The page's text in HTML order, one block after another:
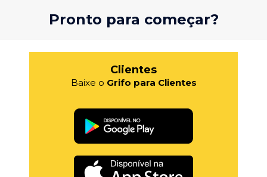
Pronto para começar?
Clientes
Baixe o Grifo para Clientes